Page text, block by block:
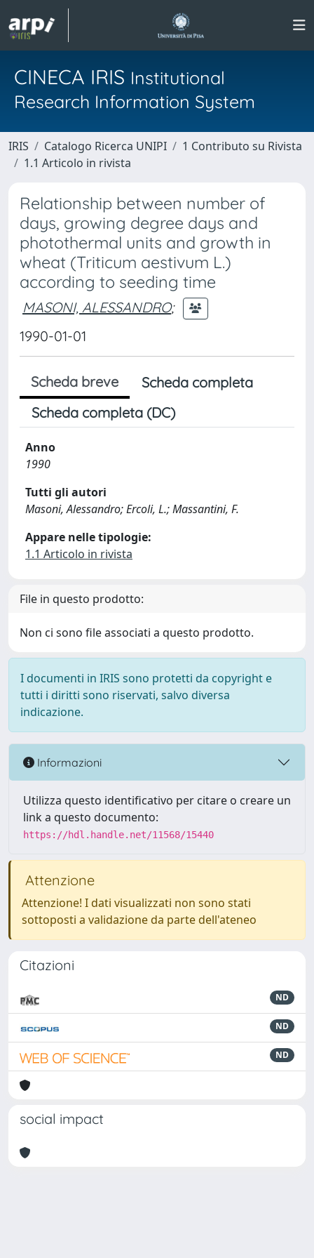
CINECA IRIS Institutional
Research Information System
IRIS Catalogo Ricerca UNIPI
1 Contributo su Rivista
1.1 Articolo in rivista
Relationship between number of
days, growing degree days and
photothermal units and growth in
wheat (Triticum aestivum L.)
according to seeding time
MASONI, ALESSANDRO;
1990-01-01
Scheda breve
Scheda completa
Scheda completa (DC)
Anno
1990
Tutti gli autori
Masoni, Alessandro; Ercoli, L.; Massantini, F.
Appare nelle tipologie:
1.1 Articolo in rivista
File in questo prodotto:
Non ci sono file associati a questo prodotto.
I documenti in IRIS sono protetti da copyright e
tutti i diritti sono riservati, salvo diversa
indicazione.
Informazioni
Utilizza questo identificativo per citare o creare un
link a questo documento:
https://hdl.handle.net/11568/15440
Attenzione
Attenzione! I dati visualizzati non sono stati
sottoposti a validazione da parte dell'ateneo
Citazioni
ND
ND
ND
social impact